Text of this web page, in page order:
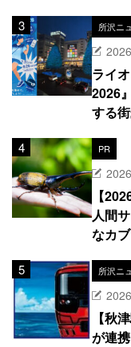
所沢ニ
ライ
2026
する
PR
【
人間
なカ
所沢ニ
【秋
が連